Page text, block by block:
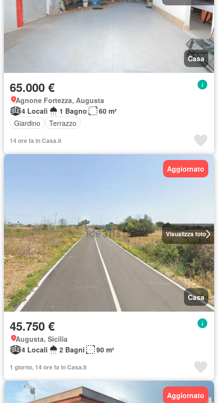
Casa
65.000 €
Agnone Fortezza, Augusta
4 Locali
1 Bagno
60 m²
Giardino
Terrazzo
14 ore fa in Casa.it
Visualizza foto
Aggiornato
Casa
45.750 €
Augusta, Sicilia
4 Locali
2 Bagni 90 m²
1 giorno, 14 ore fa in Casa.it
Aggiornato